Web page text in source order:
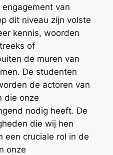
engagement van
dit niveau zijn volste
kennis, woorden
of
de muren van
De studenten
de actoren van
die onze
nodig heeft. De
die wij hen
een cruciale rol in de
onze